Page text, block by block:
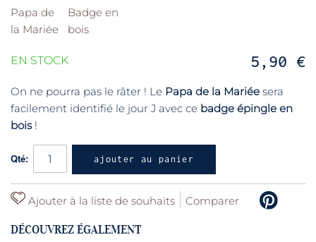
5,90 €
EN STOCK
On ne pourra pas le râter ! Le Papa de la Mariée sera
facilement identifié le jour J avec ce badge épingle en
bois!
Qté: ajouter au panier
Ajouter à la liste de souhaits Comparer
DÉCOUVREZ ÉGALEMENT